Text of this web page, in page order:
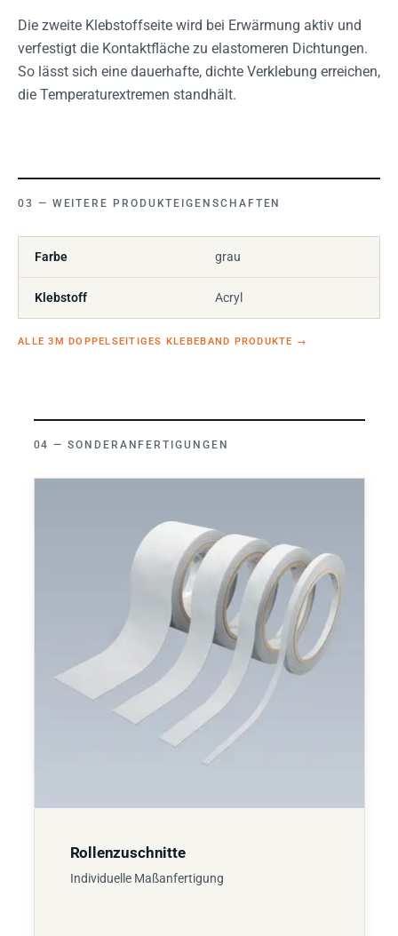
Die zweite Klebstoffseite wird bei Erwärmung aktiv und
verfestigt die Kontaktfläche zu elastomeren Dichtungen.
So lässt sich eine dauerhafte, dichte Verklebung erreichen,
die Temperaturextremen standhält.
WEITERE PRODUKTEIGENSCHAFTEN
Farbe grau
Klebstoff Acryl
ALLE 3M DOPPELSEITIGES KLEBEBAND PRODUKTE →
SONDERANFERTIGUNGEN
Rollenzuschnitte
Individuelle Maßanfertigung